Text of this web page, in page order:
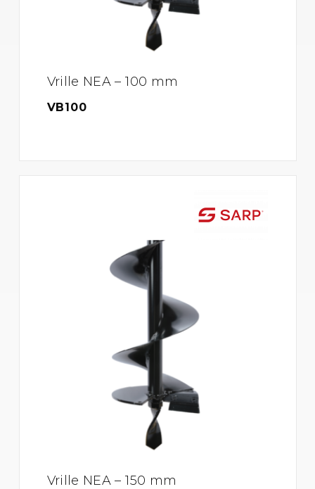
Vrille NEA – 100 mm
VB100
Vrille NEA – 150 mm